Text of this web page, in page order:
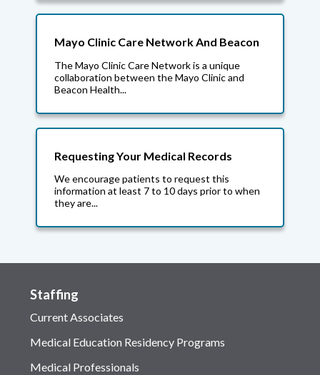
Mayo Clinic Care Network And Beacon
The Mayo Clinic Care Network is a unique
collaboration between the Mayo Clinic and
Beacon Health...
Requesting Your Medical Records
We encourage patients to request this
information at least 7 to 10 days prior to when
they are...
Staffing
Current Associates
Medical Education Residency Programs
Medical Professionals